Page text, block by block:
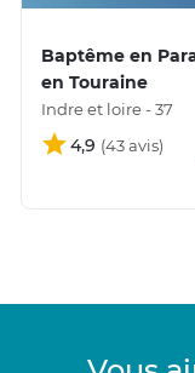
Baptême en
en Touraine
Indre et loire - 37
4,9